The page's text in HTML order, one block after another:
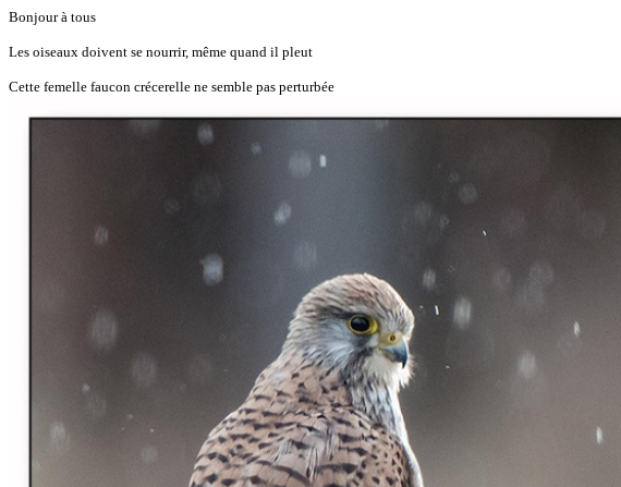
Bonjour à tous
Les oiseaux doivent se nourrir, même quand il pleut
Cette femelle faucon crécerelle ne semble pas perturbée